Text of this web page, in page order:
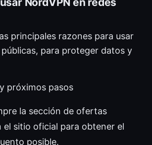
principales razones para usar
públicas, para proteger datos y
próximos pasos
la sección de ofertas
el sitio oficial para obtener el
posible.